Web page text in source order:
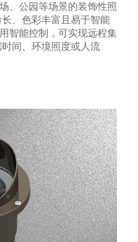
、公园等场景的装饰性照
、色彩丰富且易于智能
智能控制，可实现‌远程集
间、环境照度或人流